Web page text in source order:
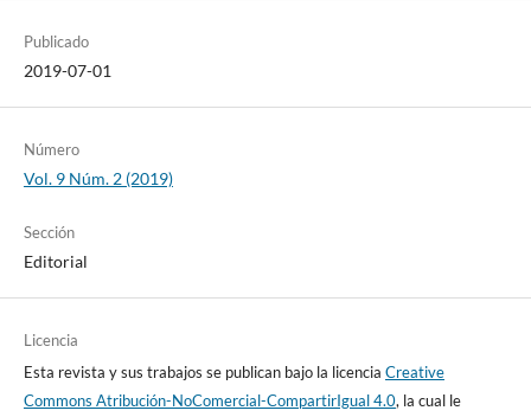
Publicado
2019-07-01
Número
Vol. 9 Núm. 2 (2019)
Sección
Editorial
Licencia
Esta revista y sus trabajos se publican bajo la licencia Creative
Commons Atribución-NoComercial-CompartirIgual 4.0, la cual le